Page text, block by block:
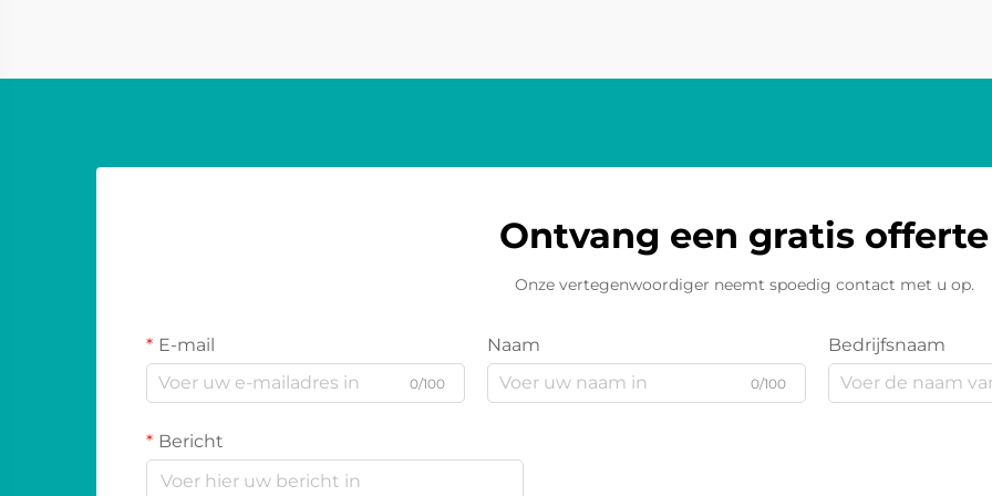
Ontvang een gratis offerte
Onze vertegenwoordiger neemt spoedig contact met u op.
E-mail
0/100
Naam
0/100
Bedrijfsnaam
Bericht